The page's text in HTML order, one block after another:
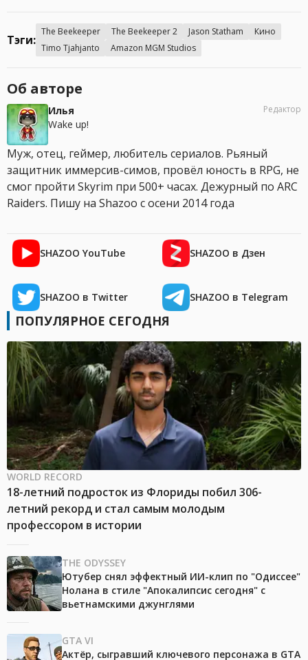
Тэги:
The Beekeeper The Beekeeper 2 Jason Statham
Кино
Timo Tjahjanto
Amazon MGM Studios
Об авторе
Илья
Wake up!
Редактор
Муж, отец, геймер, любитель сериалов. Рьяный
защитник иммерсив-симов, провёл юность в RPG, не
смог пройти Skyrim при 500+ часах. Дежурный по ARC
Raiders. Пишу на Shazoo с осени 2014 года
SHAZOO YouTube SHAZOO в Дзен
SHAZOO в Twitter SHAZOO в Telegram
ПОПУЛЯРНОЕ СЕГОДНЯ
WORLD RECORD
18-летний подросток из Флориды побил 306-
летний рекорд и стал самым молодым
профессором в истории
THE ODYSSEY
Ютубер снял эффектный ИИ-клип по "Одиссее"
Нолана в стиле "Апокалипсис сегодня" с
вьетнамскими джунглями
GTA VI
Актёр, сыгравший ключевого персонажа в GTA